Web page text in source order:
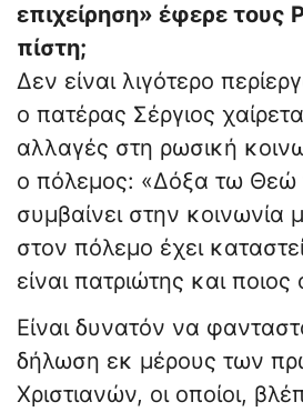
επιχείρηση» έφερε τους
πίστη;
Δεν είναι λιγότερο
ο πατέρας Σέργιος
αλλαγές στη ρωσική
ο πόλεμος: «Δόξα τω Θεώ
συμβαίνει στην κοινωνία
στον πόλεμο έχει
είναι πατριώτης και ποιος
Είναι δυνατόν να
δήλωση εκ μέρους των
Χριστιανών, οι οποίοι,